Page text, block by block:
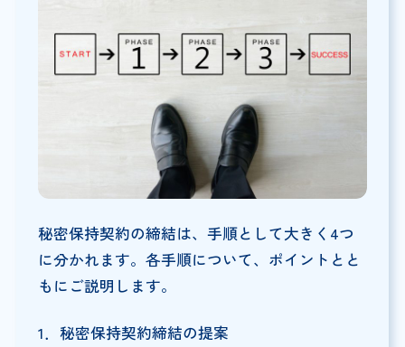
秘密保持契約の締結は、手順として大きく4つ
に分かれます。各手順について、ポイントとと
もにご説明します。
1．秘密保持契約締結の提案